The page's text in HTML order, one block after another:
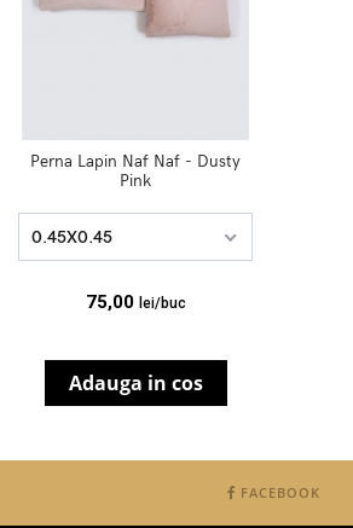
Perna Lapin Naf Naf - Dusty
Pink
0.45X0.45
75,00 lei/buc
Adauga in cos
FACEBOOK